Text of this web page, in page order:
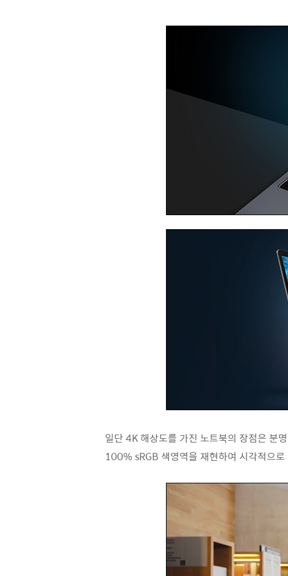
일단 4K 해상도를 가진 노트북의 장점은 분
100% sRGB 색영역을 재현하여 시각적으